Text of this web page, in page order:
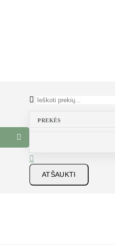


PREKĖS

ATŠAUKTI